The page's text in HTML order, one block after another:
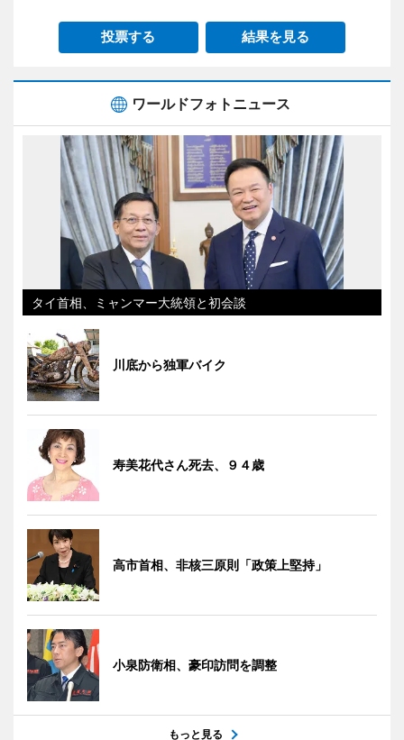
投票する 結果を見る
ワールドフォトニュース
タイ首相、ミャンマー大統領と初会談
川底から独軍バイク
寿美花代さん死去、９４歳
高市首相、非核三原則「政策上堅持」
小泉防衛相、豪印訪問を調整
もっと見る